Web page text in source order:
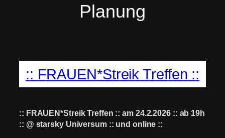
Planung
:: FRAUEN*Streik Treffen ::
:: FRAUEN*Streik Treffen :: am 24.2.2026 :: ab 19h
:: @ starsky Universum :: und online ::